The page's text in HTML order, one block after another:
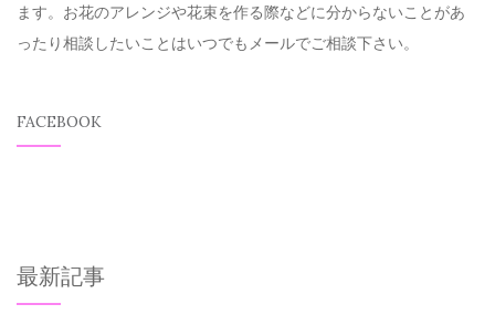
ます。お花のアレンジや花束を作る際などに分からないことがあ
ったり相談したいことはいつでもメールでご相談下さい。
FACEBOOK
最新記事